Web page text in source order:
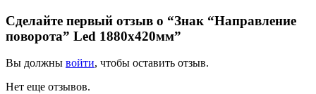
Сделайте первый отзыв о “Знак “Направление
поворота” Led 1880х420мм”
Вы должны войти, чтобы оставить отзыв.
Нет еще отзывов.